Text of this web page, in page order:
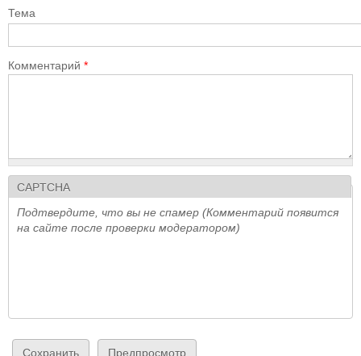
Тема
Комментарий *
CAPTCHA
Подтвердите, что вы не спамер (Комментарий появится
на сайте после проверки модератором)